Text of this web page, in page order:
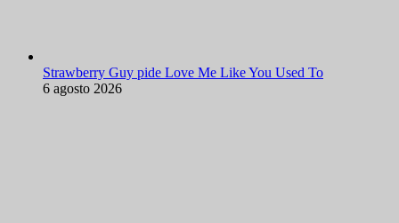
Strawberry Guy pide Love Me Like You Used To
6 agosto 2026